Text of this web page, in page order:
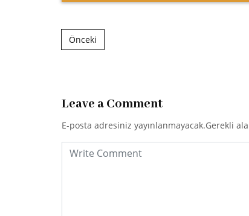
Post navigation
Önceki
Leave a Comment
E-posta adresiniz yayınlanmayacak.Gerekli